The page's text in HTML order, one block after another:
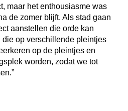
maar het enthousiasme was
de zomer blijft. Als stad gaan
aanstellen die orde kan
op verschillende pleintjes
op de pleintjes en
worden, zodat we tot